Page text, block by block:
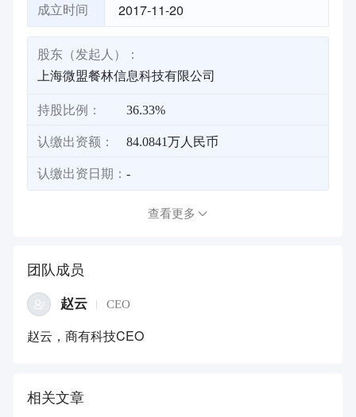
成立时间 2017-11-20
股东（发起人）：
上海微盟餐林信息科技有限公司
持股比例： 36.33%
认缴出资额： 84.0841万人民币
认缴出资日期： -
查看更多
团队成员
赵云 CEO
赵云，商有科技CEO
相关文章